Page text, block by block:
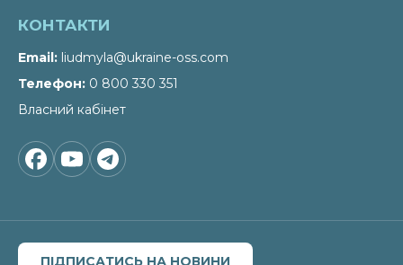
КОНТАКТИ
Email liudmyla@ukraine-oss.com
Телефон 0 800 330 351
Власний кабінет
ПІДПИСАТИСЬ НА НОВИНИ